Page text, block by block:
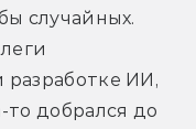
случайных.
разработке ИИ,
то добрался до